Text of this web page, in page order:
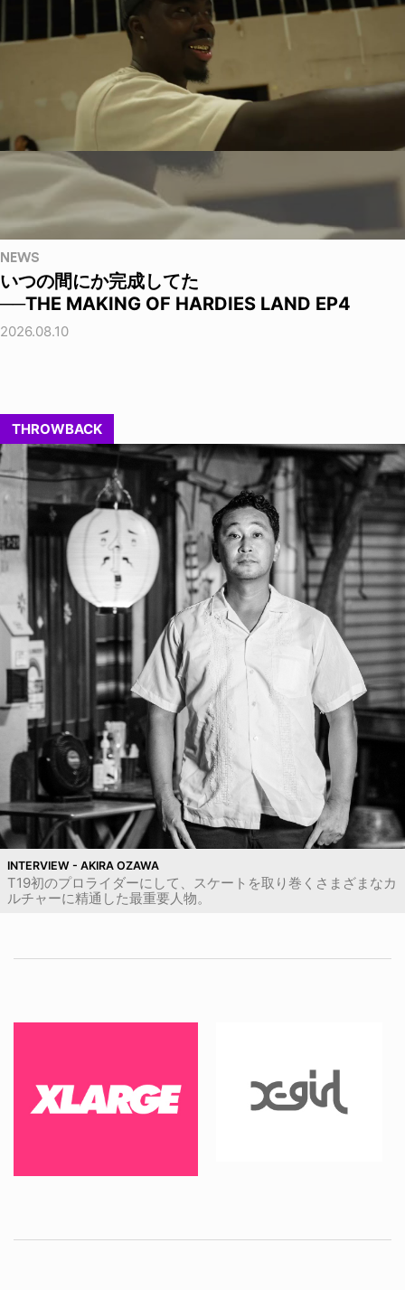
NEWS
いつの間にか完成してた
──THE MAKING OF HARDIES LAND EP4
2026.08.10
THROWBACK
INTERVIEW - AKIRA OZAWA
T19初のプロライダーにして、スケートを取り巻くさまざまなカ
ルチャーに精通した最重要人物。